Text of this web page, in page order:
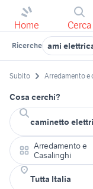
Home Cerca
Ricerche ami
Subito Arredamento e
Cosa cerchi?
Arredamento e
Casalinghi